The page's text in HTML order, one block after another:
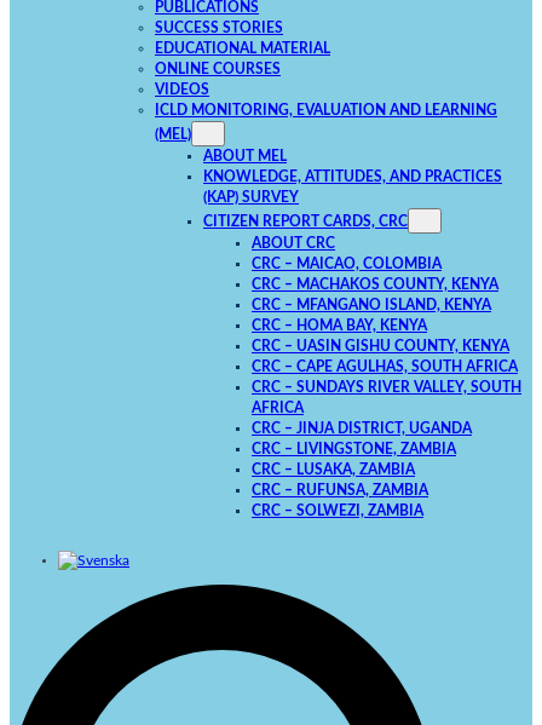
PUBLICATIONS
SUCCESS STORIES
EDUCATIONAL MATERIAL
ONLINE COURSES
VIDEOS
ICLD MONITORING, EVALUATION AND LEARNING
(MEL)
ABOUT MEL
KNOWLEDGE, ATTITUDES, AND PRACTICES
(KAP) SURVEY
CITIZEN REPORT CARDS, CRC
ABOUT CRC
CRC – MAICAO, COLOMBIA
CRC – MACHAKOS COUNTY, KENYA
CRC – MFANGANO ISLAND, KENYA
CRC – HOMA BAY, KENYA
CRC – UASIN GISHU COUNTY, KENYA
CRC – CAPE AGULHAS, SOUTH AFRICA
CRC – SUNDAYS RIVER VALLEY, SOUTH
AFRICA
CRC – JINJA DISTRICT, UGANDA
CRC – LIVINGSTONE, ZAMBIA
CRC – LUSAKA, ZAMBIA
CRC – RUFUNSA, ZAMBIA
CRC – SOLWEZI, ZAMBIA